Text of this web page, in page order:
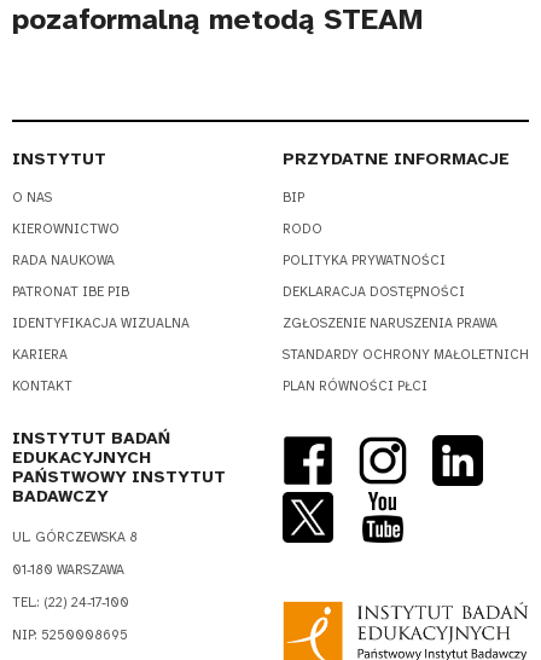
pozaformalną metodą STEAM
INSTYTUT
O NAS
KIEROWNICTWO
RADA NAUKOWA
PATRONAT IBE PIB
IDENTYFIKACJA WIZUALNA
KARIERA
KONTAKT
PRZYDATNE INFORMACJE
BIP
RODO
POLITYKA PRYWATNOŚCI
DEKLARACJA DOSTĘPNOŚCI
ZGŁOSZENIE NARUSZENIA PRAWA
STANDARDY OCHRONY MAŁOLETNICH
PLAN RÓWNOŚCI PŁCI
INSTYTUT BADAŃ
EDUKACYJNYCH
PAŃSTWOWY INSTYTUT
BADAWCZY
UL. GÓRCZEWSKA 8
01-180 WARSZAWA
TEL.: (22) 24-17-100
NIP: 5250008695